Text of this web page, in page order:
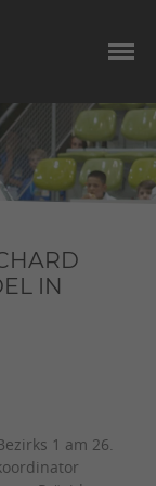
IN
1 am 26.